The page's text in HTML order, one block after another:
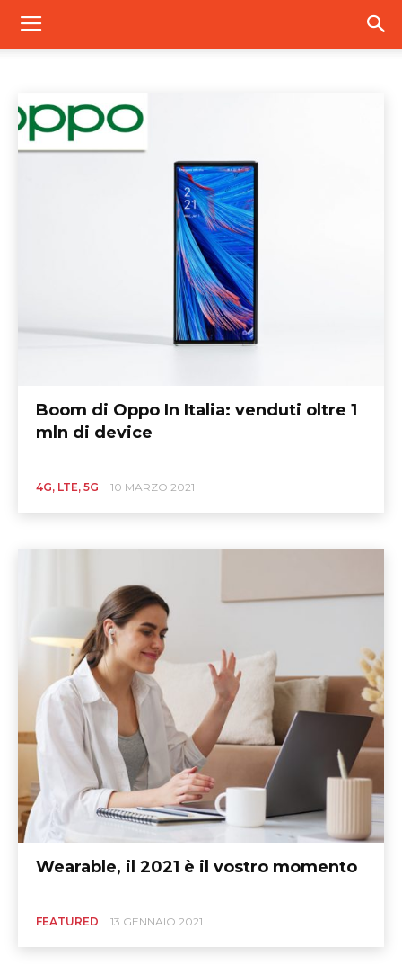
MOBILE
Boom di Oppo In Italia: venduti oltre 1
mln di device
4G, LTE, 5G 10 MARZO 2021
Wearable, il 2021 è il vostro momento
FEATURED 13 GENNAIO 2021